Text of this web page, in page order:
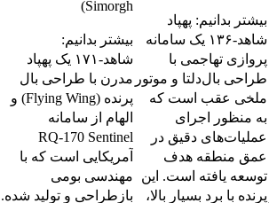
بیشتر بدانیم: پهپاد
شاهد‑۱۳۶ یک سامانه
پروازی تهاجمی با
طراحی بال‌دلتا و موتور
ملخی عقب است که
به منظور اجرای
عملیات‌های دقیق در
عمق منطقه هدف
توسعه یافته است. این
پرنده با برد بسیار بالا،
Simorgh)
بیشتر بدانیم:
شاهد‑۱۷۱ یک پهپاد
مدرن با طراحی بال
پرنده (Flying Wing) و
الهام از سامانه
RQ‑170 Sentinel
آمریکایی است که با
مهندسی بومی
بازطراحی و تولید شده.